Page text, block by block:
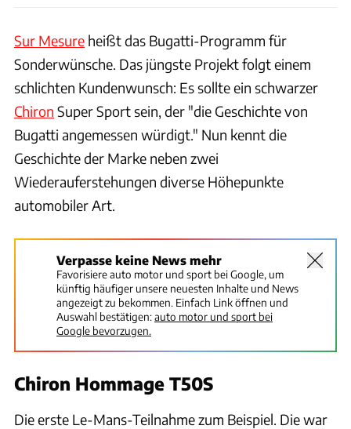
Sur Mesure heißt das Bugatti-Programm für
Sonderwünsche. Das jüngste Projekt folgt einem
schlichten Kundenwunsch: Es sollte ein schwarzer
Chiron Super Sport sein, der "die Geschichte von
Bugatti angemessen würdigt." Nun kennt die
Geschichte der Marke neben zwei
Wiederauferstehungen diverse Höhepunkte
automobiler Art.
Verpasse keine News mehr
Favorisiere auto motor und sport bei Google, um
künftig häufiger unsere neuesten Inhalte und News
angezeigt zu bekommen. Einfach Link öffnen und
Auswahl bestätigen:auto motor und sport bei
Google bevorzugen.
Chiron Hommage T50S
Die erste Le-Mans-Teilnahme zum Beispiel. Die war